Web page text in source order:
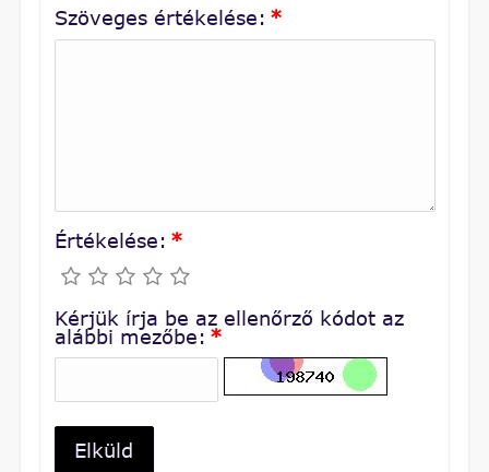
Szöveges értékelése: *
Értékelése: *
Kérjük írja be az ellenőrző kódot az
alábbi mezőbe: *
Elküld